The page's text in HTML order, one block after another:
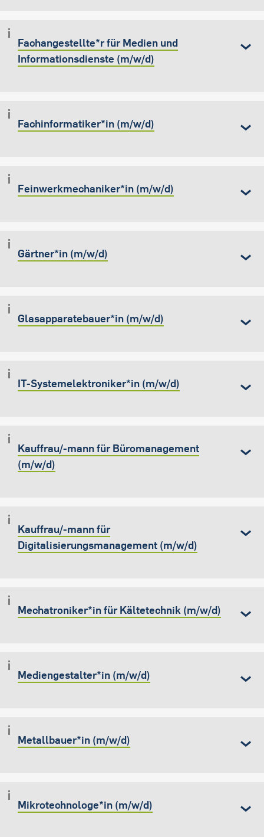
Fachangestellte*r für Medien und
Informationsdienste (m/w/d)
Fachinformatiker*in (m/w/d)
Feinwerkmechaniker*in (m/w/d)
Gärtner*in (m/w/d)
Glasapparatebauer*in (m/w/d)
IT-Systemelektroniker*in (m/w/d)
Kauffrau/-mann für Büromanagement
(m/w/d)
Kauffrau/-mann für
Digitalisierungsmanagement (m/w/d)
Mechatroniker*in für Kältetechnik (m/w/d)
Mediengestalter*in (m/w/d)
Metallbauer*in (m/w/d)
Mikrotechnologe*in (m/w/d)